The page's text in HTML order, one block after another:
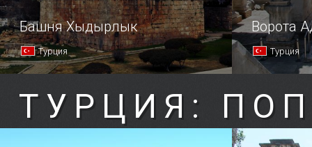
Башня Хыдырлык
Турция
Ворота
Турция
ТУРЦИЯ: